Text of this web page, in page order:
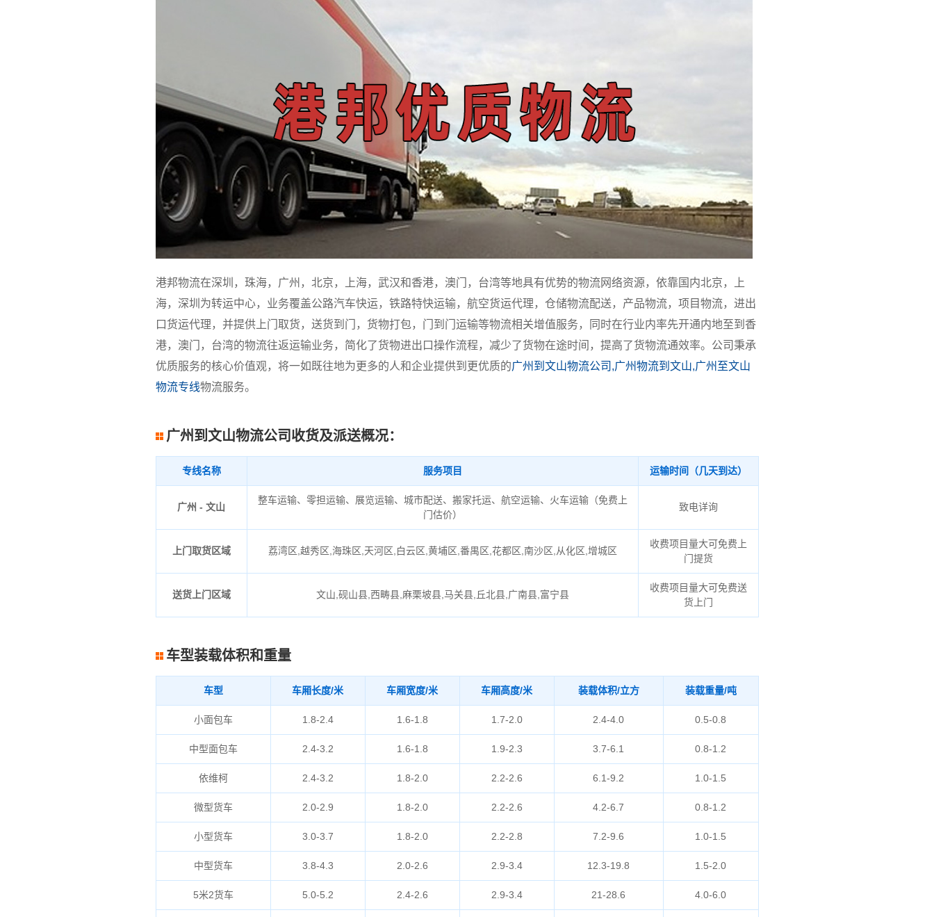
港邦物流在深圳，珠海，广州，北京，上海，武汉和香港，澳门，台湾等地具有优势的物流网络资源，依靠国内北京，上
海，深圳为转运中心，业务覆盖公路汽车快运，铁路特快运输，航空货运代理，仓储物流配送，产品物流，项目物流，进出
口货运代理，并提供上门取货，送货到门，货物打包，门到门运输等物流相关增值服务，同时在行业内率先开通内地至到香
港，澳门，台湾的物流往返运输业务，简化了货物进出口操作流程，减少了货物在途时间，提高了货物流通效率。公司秉承
优质服务的核心价值观，将一如既往地为更多的人和企业提供到更优质的广州到文山物流公司,广州物流到文山,广州至文山
物流专线物流服务。
广州到文山物流公司收货及派送概况：
专线名称 服务项目 运输时间（几天到达）
广州 - 文山
整车运输、零担运输、展览运输、城市配送、搬家托运、航空运输、火车运输（免费上
门估价）
致电详询
上门取货区域 荔湾区,越秀区,海珠区,天河区,白云区,黄埔区,番禺区,花都区,南沙区,从化区,增城区
收费项目量大可免费上
门提货
送货上门区域 文山,砚山县,西畴县,麻栗坡县,马关县,丘北县,广南县,富宁县
收费项目量大可免费送
货上门
车型装载体积和重量
车型 车厢长度/米 车厢宽度/米 车厢高度/米 装载体积/立方 装载重量/吨
小面包车 1.8-2.4 1.6-1.8 1.7-2.0 2.4-4.0 0.5-0.8
中型面包车 2.4-3.2 1.6-1.8 1.9-2.3 3.7-6.1 0.8-1.2
依维柯 2.4-3.2 1.8-2.0 2.2-2.6 6.1-9.2 1.0-1.5
微型货车 2.0-2.9 1.8-2.0 2.2-2.6 4.2-6.7 0.8-1.2
小型货车 3.0-3.7 1.8-2.0 2.2-2.8 7.2-9.6 1.0-1.5
中型货车 3.8-4.3 2.0-2.6 2.9-3.4 12.3-19.8 1.5-2.0
5米2货车 5.0-5.2 2.4-2.6 2.9-3.4 21-28.6 4.0-6.0